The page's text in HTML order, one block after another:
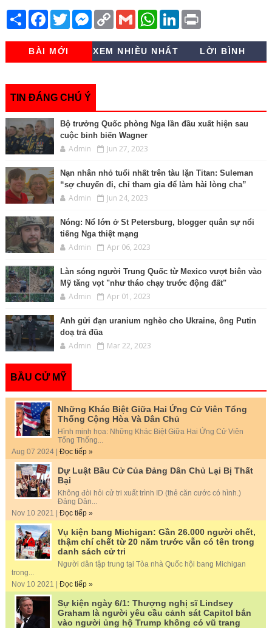
S
r
e
F
e
b
o
k
T
w
t
e
M
s
e
n
e
C
y
L
i
G
m
i
l
W
t
s
A
L
k
d
P
n
t
BÀI MỚI XEM NHIỀU NHẤT LỜI BÌNH
TIN ĐÁNG CHÚ Ý
Bộ trưởng Quốc phòng Nga lần đầu xuất hiện sau
cuộc binh biến Wagner
Admin Jun 27, 2023
Nạn nhân nhỏ tuổi nhất trên tàu lặn Titan: Suleman
“sợ chuyến đi, chỉ tham gia để làm hài lòng cha”
Admin Jun 24, 2023
Nóng: Nổ lớn ở St Petersburg, blogger quân sự nổi
tiếng Nga thiệt mạng
Admin Apr 06, 2023
Làn sóng người Trung Quốc từ Mexico vượt biên vào
Mỹ tăng vọt "như tháo chạy trước động đất"
Admin Apr 01, 2023
Anh gửi đạn uranium nghèo cho Ukraine, ông Putin
doạ trả đũa
Admin Mar 22, 2023
BẦU CỬ MỸ
Những Khác Biệt Giữa Hai Ứng Cử Viên Tổng
Thống Cộng Hòa Và Dân Chủ
Hình minh họa: Những Khác Biệt Giữa Hai Ứng Cử Viên
Tổng Thống...
Aug 07 2024 | Đọc tiếp »
Dự Luật Bầu Cử Của Đảng Dân Chủ Lại Bị Thất
Bại
Không đòi hỏi cử tri xuất trình ID (thẻ căn cước có hình.)
Đảng Dân...
Nov 10 2021 | Đọc tiếp »
Vụ kiện bang Michigan: Gần 26.000 người chết,
thậm chí chết từ 20 năm trước vẫn có tên trong
danh sách cử tri
Người dân tập trung tại Tòa nhà Quốc hội bang Michigan
trong...
Nov 10 2021 | Đọc tiếp »
Sự kiện ngày 6/1: Thượng nghị sĩ Lindsey
Graham là người yêu cầu cảnh sát Capitol bắn
vào người ủng hộ Trump không có vũ trang